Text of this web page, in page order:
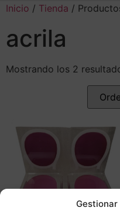
Inicio / Tienda /
acrila
Mostrando los 2